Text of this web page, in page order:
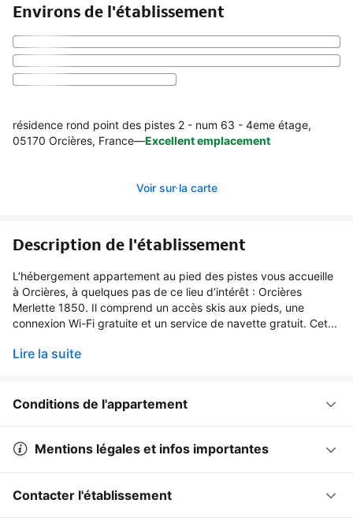
Environs de l'établissement
résidence rond point des pistes 2 - num 63 - 4eme étage,
05170 Orcières, France—Excellent emplacement
Voir sur la carte
Description de l'établissement
L’hébergement appartement au pied des pistes vous accueille
à Orcières, à quelques pas de ce lieu d’intérêt : Orcières
Merlette 1850. Il comprend un accès skis aux pieds, une
connexion Wi-Fi gratuite et un service de navette gratuit. Cet...
Lire la suite
Conditions de l'appartement
Mentions légales et infos importantes
Contacter l'établissement